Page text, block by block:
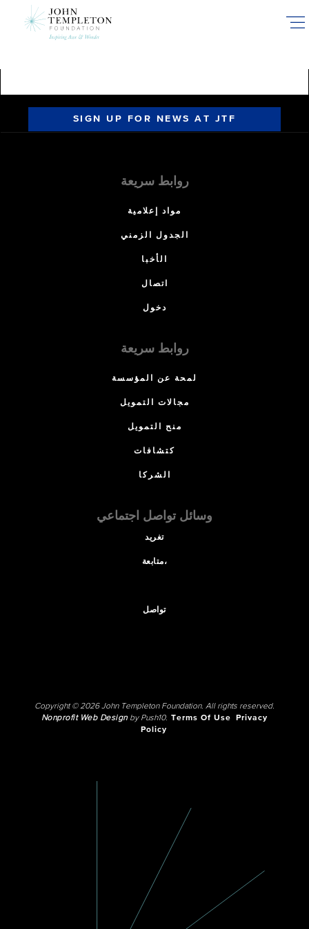
SIGN UP FOR NEWS AT JTF
روابط سريعة
مواد إعلامية
الجدول الزمني
الأخبا
اتصال
دخول
روابط سريعة
لمحة عن المؤسسة
مجالات التمويل
منح التمويل
كتشافات
الشركا
وسائل تواصل اجتماعي
تغريد
متابعة،
تواصل
Copyright © 2026 John Templeton Foundation. All rights reserved.
Nonprofit Web Designby Push10. Terms Of Use
Privacy
Policy